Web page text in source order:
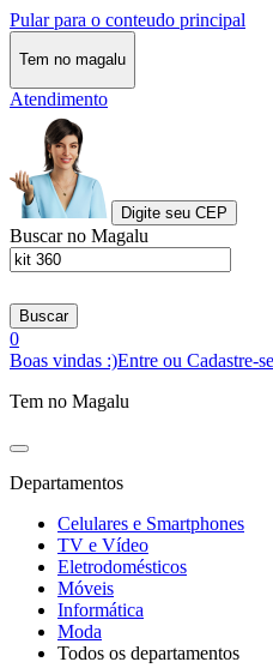
Pular para o conteudo principal
Tem no magalu
Atendimento
Digite seu CEP
Buscar no Magalu
Buscar
0
Boas vindas :)Entre ou Cadastre-se
Tem no Magalu
Departamentos
Celulares e Smartphones
TV e Vídeo
Eletrodomésticos
Móveis
Informática
Moda
Todos os departamentos